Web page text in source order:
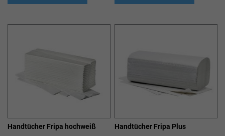
Handtücher Fripa hochweiß Handtücher Fripa Plus